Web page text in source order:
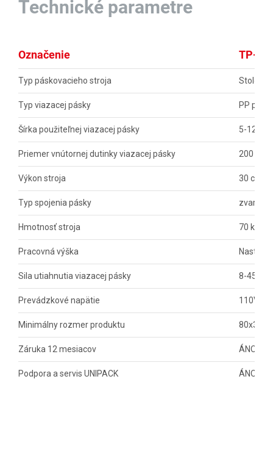
Technické parametre
Označenie TP-
Typ páskovacieho stroja Stolové
Typ viazacej pásky PP
Šírka použiteľnej viazacej pásky 5-12
Priemer vnútornej dutinky viazacej pásky 200 mm
Výkon stroja 30
Typ spojenia pásky zvar -
Hmotnosť stroja 70 kg
Pracovná výška
Sila utiahnutia viazacej pásky 8-45 kg
Prevádzkové napätie 110V,
Minimálny rozmer produktu 80x30
Záruka 12 mesiacov ÁNO
Podpora a servis UNIPACK ÁNO